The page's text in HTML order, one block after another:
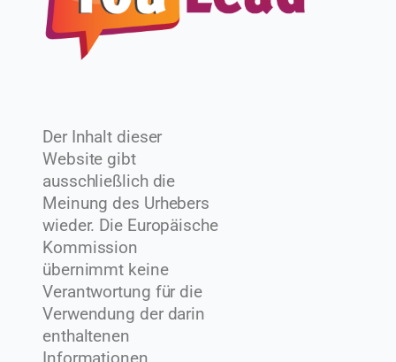
Der Inhalt dieser
Website gibt
ausschließlich die
Meinung des Urhebers
wieder. Die Europäische
Kommission
übernimmt keine
Verantwortung für die
Verwendung der darin
enthaltenen